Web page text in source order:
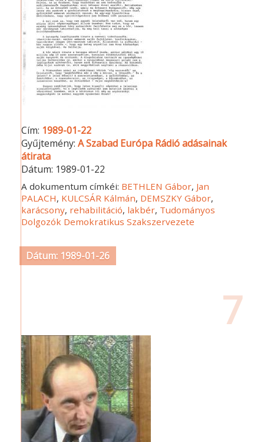
Cím: 1989-01-22
Gyűjtemény:A Szabad Európa Rádió adásainak
átirata
Dátum: 1989-01-22
A dokumentum címkéi: BETHLEN Gábor, Jan
PALACH, KULCSÁR Kálmán, DEMSZKY Gábor,
karácsony, rehabilitáció, lakbér, Tudományos
Dolgozók Demokratikus Szakszervezete
Dátum: 1989-01-26
7